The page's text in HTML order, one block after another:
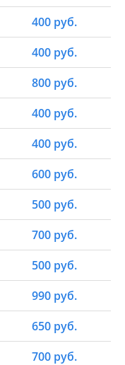
400 руб.
400 руб.
800 руб.
400 руб.
400 руб.
600 руб.
500 руб.
700 руб.
500 руб.
990 руб.
650 руб.
700 руб.